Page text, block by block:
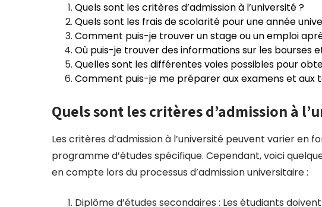
Quels sont les critères d’admission à l’université ?
Quels sont les frais de scolarité pour une année
Comment puis-je trouver un stage ou un emploi
Où puis-je trouver des informations sur les bourses
Quelles sont les différentes voies possibles pour
Comment puis-je me préparer aux examens et aux
Quels sont les critères d’admission à
Les critères d’admission à l’université peuvent varier en
programme d’études spécifique. Cependant, voici
en compte lors du processus d’admission universitaire :
Diplôme d’études secondaires : Les étudiants